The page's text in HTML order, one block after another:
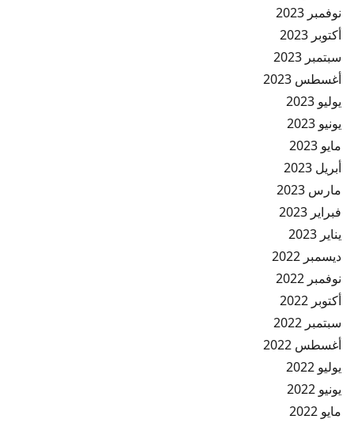
نوفمبر 2023
أكتوبر 2023
سبتمبر 2023
أغسطس 2023
يوليو 2023
يونيو 2023
مايو 2023
أبريل 2023
مارس 2023
فبراير 2023
يناير 2023
ديسمبر 2022
نوفمبر 2022
أكتوبر 2022
سبتمبر 2022
أغسطس 2022
يوليو 2022
يونيو 2022
مايو 2022